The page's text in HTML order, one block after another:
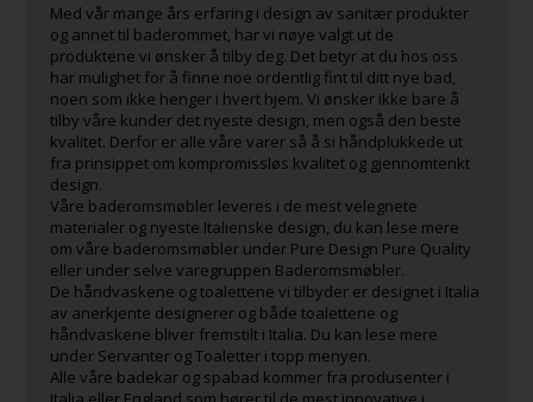
Med vår mange års erfaring i design av sanitær produkter
og annet til baderommet, har vi nøye valgt ut de
produktene vi ønsker å tilby deg. Det betyr at du hos oss
har mulighet for å finne noe ordentlig fint til ditt nye bad,
noen som ikke henger i hvert hjem. Vi ønsker ikke bare å
tilby våre kunder det nyeste design, men også den beste
kvalitet. Derfor er alle våre varer så å si håndplukkede ut
fra prinsippet om kompromissløs kvalitet og gjennomtenkt
design.
Våre baderomsmøbler leveres i de mest velegnete
materialer og nyeste Italienske design, du kan lese mere
om våre baderomsmøbler under Pure Design Pure Quality
eller under selve varegruppen Baderomsmøbler.
De håndvaskene og toalettene vi tilbyder er designet i Italia
av anerkjente designerer og både toalettene og
håndvaskene bliver fremstilt i Italia. Du kan lese mere
under Servanter og Toaletter i topp menyen.
Alle våre badekar og spabad kommer fra produsenter i